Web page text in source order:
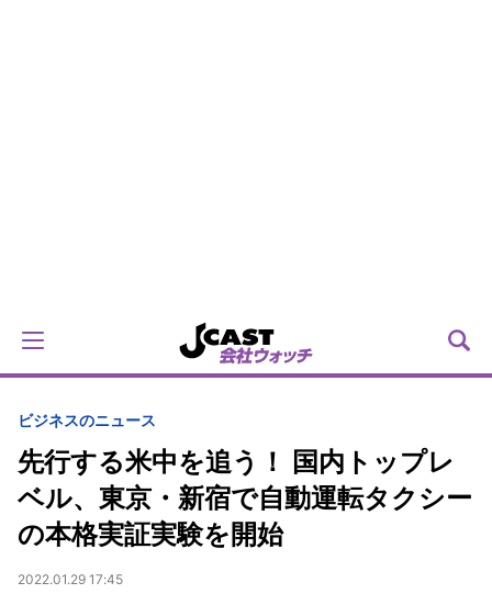
ビジネスのニュース
先行する米中を追う！ 国内トップレ
ベル、東京・新宿で自動運転タクシー
の本格実証実験を開始
2022.01.29 17:45